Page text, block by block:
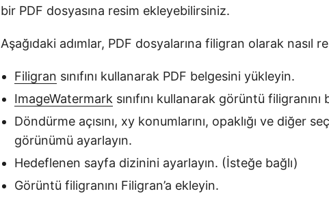
bir PDF dosyasına resim ekleyebilirsiniz.
Aşağıdaki adımlar, PDF dosyalarına filigran olarak nasıl
Filigran sınıfını kullanarak PDF belgesini yükleyin.
ImageWatermark sınıfını kullanarak görüntü filigranını
Döndürme açısını, xy konumlarını, opaklığı ve diğer
görünümü ayarlayın.
Hedeflenen sayfa dizinini ayarlayın. (İsteğe bağlı)
Görüntü filigranını Filigran’a ekleyin.